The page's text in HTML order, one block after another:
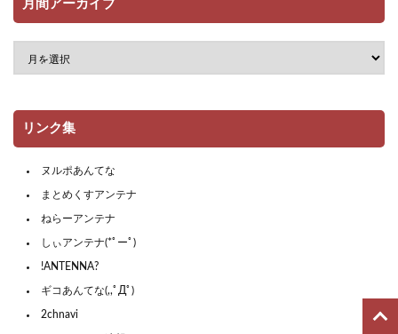
月間アーカイブ
リンク集
ヌルポあんてな
まとめくすアンテナ
ねらーアンテナ
しぃアンテナ(*ﾟーﾟ)
!ANTENNA?
ギコあんてな(,,ﾟДﾟ)
2chnavi